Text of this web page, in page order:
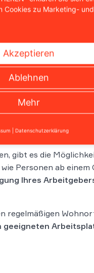
benachteiligen
– 175 SGB IX geregelt
Regelungen
gibt es die
Personen ab
Ihres
regelmäßigen
Cookies zu Marketing-
Akzeptieren
Ablehnen
Mehr
Datenschutzerklärung